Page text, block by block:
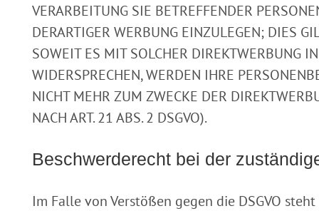
VERARBEITUNG SIE BETREFFENDER
DERARTIGER WERBUNG EINZULEGEN; DIES
SOWEIT ES MIT SOLCHER DIREKTWERBUNG
WIDERSPRECHEN, WERDEN IHRE
NICHT MEHR ZUM ZWECKE DER
NACH ART. 21 ABS. 2 DSGVO).
Beschwerde­recht bei der
Im Falle von Verstößen gegen die DSGVO